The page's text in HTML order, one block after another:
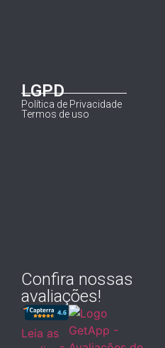
LGPD
Política de Privacidade
Termos de uso
Confira nossas
avaliações!
Leia as